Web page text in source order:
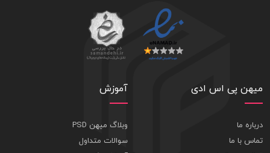
میهن پی اس ادی
درباره ما
تماس با ما
آموزش
وبلاگ میهن PSD
سوالات متداول